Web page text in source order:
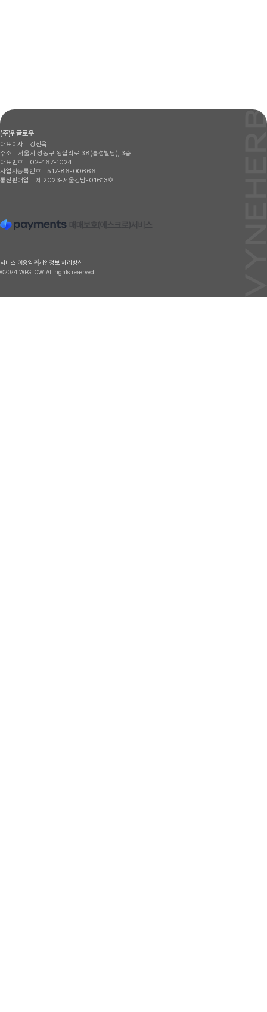
(주)위글로우
대표이사
강신욱
주소
서울시 성동구 왕십리로 38(홍성빌딩), 3층
대표번호
02-467-1024
사업자등록번호
517-86-00666
통신판매업
제 2023-서울강남-01613호
서비스 이용약관개인정보 처리방침
©2024 WEGLOW. All rights reserved.